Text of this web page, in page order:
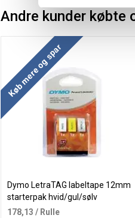
Andre kunder købte
Køb mere og spar
Dymo LetraTAG labeltape 12mm
starterpak hvid/gul/sølv
178,13 / Rulle